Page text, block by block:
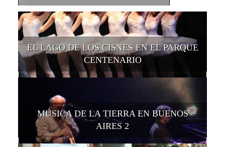
EL LAGO DE LOS CISNES EN EL PARQUE
CENTENARIO
MÚSICA DE LA TIERRA EN BUENOS
AIRES 2